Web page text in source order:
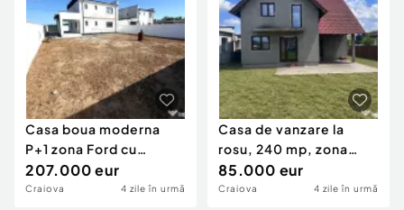
Casa boua moderna
P+1 zona Ford cu
incalzire in pardoseal...
207.000 eur
Craiova 4 zile în urmă
Casa de vanzare la
rosu, 240 mp, zona
Aeroport
85.000 eur
Craiova 4 zile în urmă